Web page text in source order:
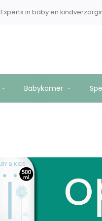
Experts in baby en
Babykamer